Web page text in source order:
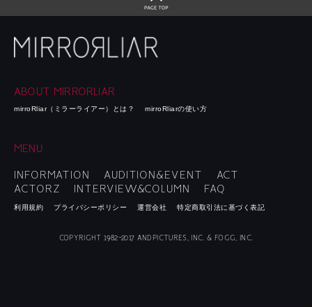
ABOUT MIRRORLIAR
mirroRliar（ミラーライアー）とは？ mirroRliarの使い方
MENU
INFORMATION AUDITION&EVENT
ACT
ACTORZ
INTERVIEW&COLUMN FAQ
利用規約 プライバシーポリシー 運営会社 特定商取引法に基づく表記
COPYRIGHT 1982-2017 ANDPICTURES, INC. & FOGG, INC.